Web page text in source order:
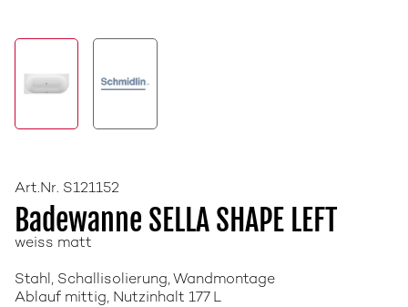
Art.Nr. S121152
Badewanne SELLA SHAPE LEFT
weiss matt
Stahl, Schallisolierung, Wandmontage
Ablauf mittig, Nutzinhalt 177 L